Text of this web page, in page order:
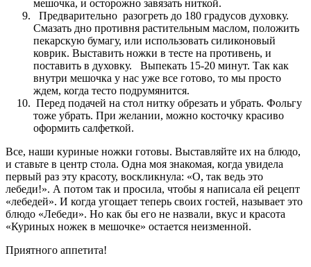
мешочка, и осторожно завязать ниткой.
Предварительно разогреть до 180 градусов духовку.
Смазать дно противня растительным маслом, положить
пекарскую бумагу, или использовать силиконовый
коврик. Выставить ножки в тесте на противень, и
поставить в духовку. Выпекать 15-20 минут. Так как
внутри мешочка у нас уже все готово, то мы просто
ждем, когда тесто подрумянится.
Перед подачей на стол нитку обрезать и убрать. Фольгу
тоже убрать. При желании, можно косточку красиво
оформить салфеткой.
Все, наши куриные ножки готовы. Выставляйте их на блюдо,
и ставьте в центр стола. Одна моя знакомая, когда увидела
первый раз эту красоту, воскликнула: «О, так ведь это
лебеди!». А потом так и просила, чтобы я написала ей рецепт
«лебедей». И когда угощает теперь своих гостей, называет это
блюдо «Лебеди». Но как бы его не назвали, вкус и красота
«Куриных ножек в мешочке» остается неизменной.
Приятного аппетита!